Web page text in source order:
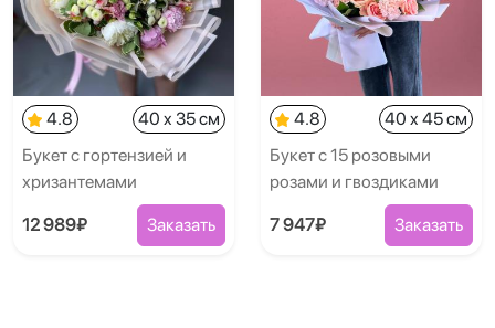
4.8
40 x 35 см
Букет с гортензией и
хризантемами
12 989₽ Заказать
4.8
40 x 45 см
Букет с 15 розовыми
розами и гвоздиками
7 947₽ Заказать